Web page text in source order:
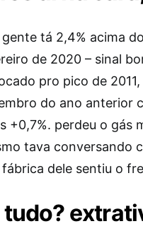
tá 2,4% acima
de 2020 – sinal
pro pico de
do ano anterior
+0,7%. perdeu o gás
tava conversando
dele sentiu o
tudo?